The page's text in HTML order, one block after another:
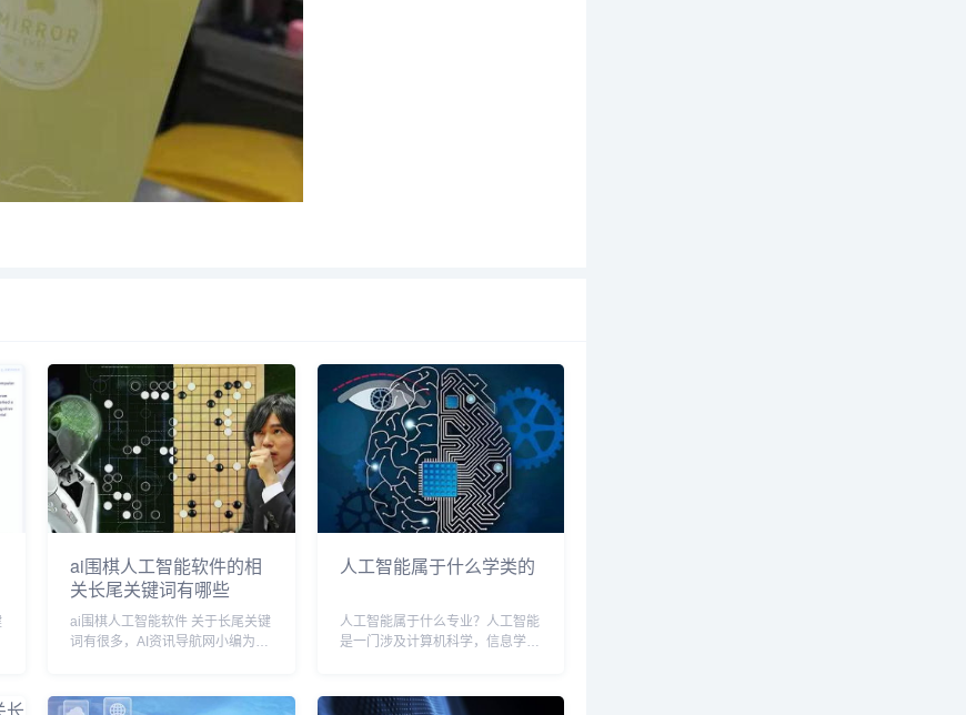
ai围棋人工智能软件的相
关长尾关键词有哪些
ai围棋人工智能软件 关于长尾关键
词有很多，AI资讯导航网小编为您
棋人工智能软件相关长尾关键词有
人工智能属于什么学类的
人工智能属于什么专业？人工智能
是一门涉及计算机科学，信息学，
计算机获得高级思考能力，模拟与